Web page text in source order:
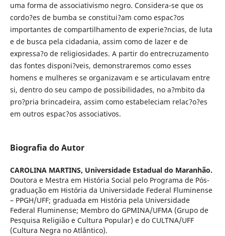
uma forma de associativismo negro. Considera-se que os
cordo?es de bumba se constitui?am como espac?os
importantes de compartilhamento de experie?ncias, de luta
e de busca pela cidadania, assim como de lazer e de
expressa?o de religiosidades. A partir do entrecruzamento
das fontes disponi?veis, demonstraremos como esses
homens e mulheres se organizavam e se articulavam entre
si, dentro do seu campo de possibilidades, no a?mbito da
pro?pria brincadeira, assim como estabeleciam relac?o?es
em outros espac?os associativos.
Biografia do Autor
CAROLINA MARTINS, Universidade Estadual do Maranhão.
Doutora e Mestra em História Social pelo Programa de Pós-
graduação em História da Universidade Federal Fluminense
– PPGH/UFF; graduada em História pela Universidade
Federal Fluminense; Membro do GPMINA/UFMA (Grupo de
Pesquisa Religião e Cultura Popular) e do CULTNA/UFF
(Cultura Negra no Atlântico).